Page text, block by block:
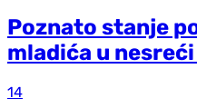
Poznato stanje
mladića u
14